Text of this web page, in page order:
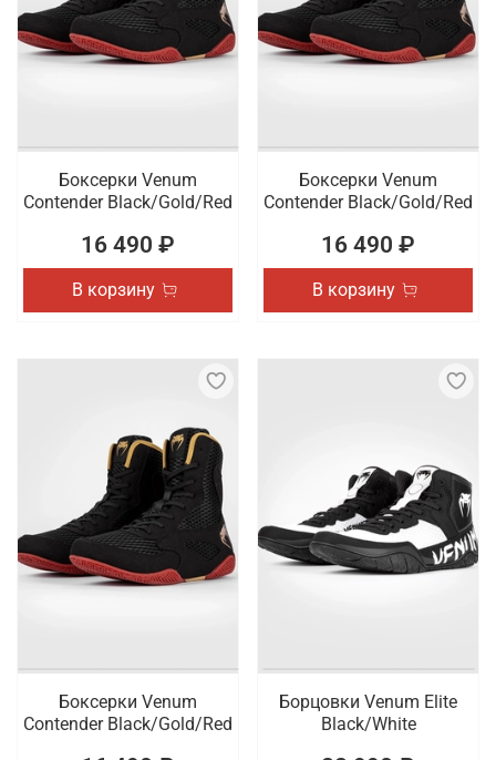
Боксерки Venum
Contender Black/Gold/Red
16 490 ₽
В корзину
Боксерки Venum
Contender Black/Gold/Red
16 490 ₽
В корзину
Боксерки Venum
Contender Black/Gold/Red
Борцовки Venum Elite
Black/White